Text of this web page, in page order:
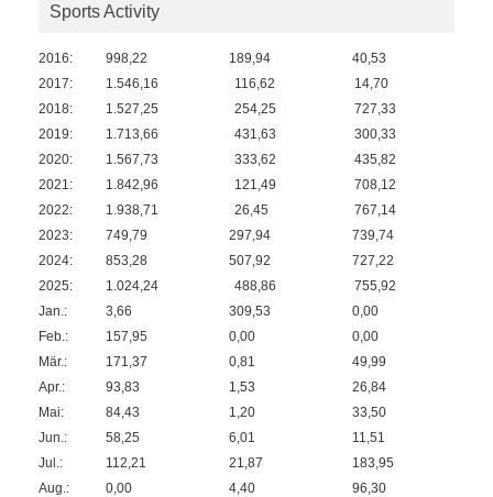
Sports Activity
2016: 998,22 189,94
40,53
2017:
1.546,16 116,62
14,70
2018:
1.527,25 254,25
727,33
2019:
1.713,66 431,63
300,33
2020:
1.567,73 333,62
435,82
2021:
1.842,96 121,49
708,12
2022:
1.938,71 26,45
767,14
2023:
749,79 297,94
739,74
2024:
853,28 507,92
727,22
2025:
1.024,24 488,86
755,92
Jan.:
3,66 309,53
0,00
Feb.:
157,95 0,00
0,00
Mär.:
171,37 0,81
49,99
Apr.:
93,83 1,53
26,84
Mai:
84,43 1,20
33,50
Jun.:
58,25 6,01
11,51
Jul.:
112,21 21,87
183,95
Aug.:
0,00 4,40
96,30